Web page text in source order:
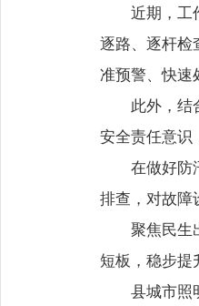
近期，工
逐路、逐杆检
准预警、快速
此外，结
安全责任意识
在做好防
排查，对故障
聚焦民生
短板，稳步提
县城市照